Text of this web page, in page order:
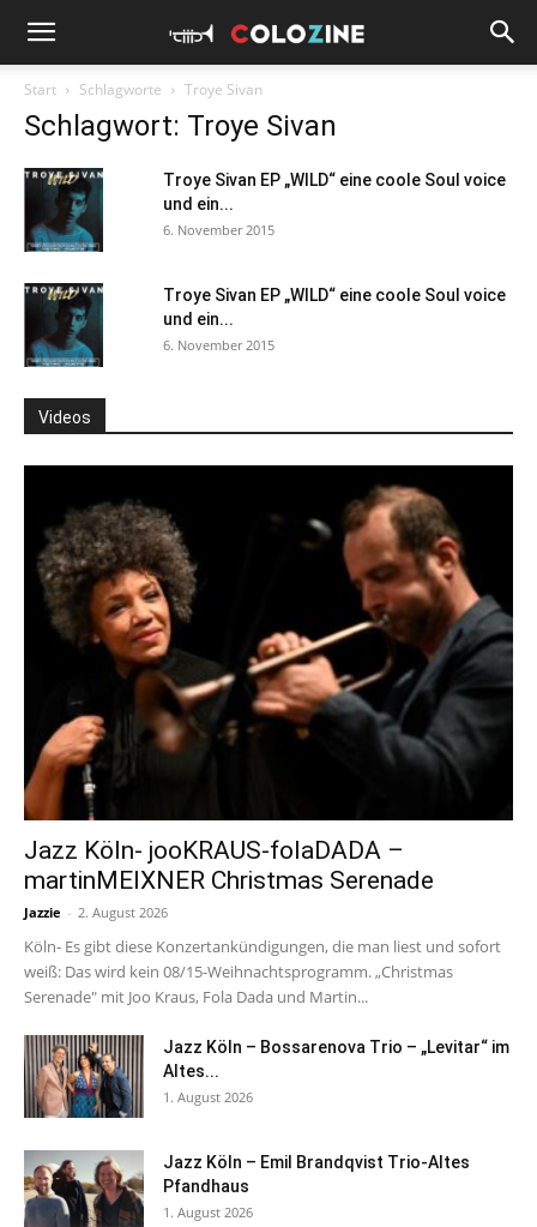
Start Schlagworte Troye Sivan
Schlagwort: Troye Sivan
Troye Sivan EP „WILD“ eine coole Soul voice
und ein...
6. November 2015
Troye Sivan EP „WILD“ eine coole Soul voice
und ein...
6. November 2015
Videos
Jazz Köln- jooKRAUS-folaDADA –
martinMEIXNER Christmas Serenade
Jazzie - 2. August 2026
Köln- Es gibt diese Konzertankündigungen, die man liest und sofort
weiß: Das wird kein 08/15-Weihnachtsprogramm. „Christmas
Serenade" mit Joo Kraus, Fola Dada und Martin...
Jazz Köln – Bossarenova Trio – „Levitar“ im
Altes...
1. August 2026
Jazz Köln – Emil Brandqvist Trio-Altes
Pfandhaus
1. August 2026